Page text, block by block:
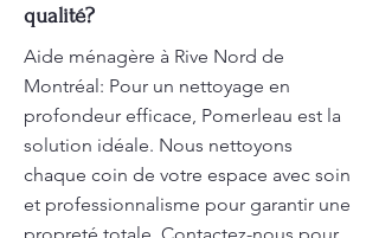
qualité?
Aide ménagère à Rive Nord de
Montréal: Pour un nettoyage en
profondeur efficace, Pomerleau est la
solution idéale. Nous nettoyons
chaque coin de votre espace avec soin
et professionnalisme pour garantir une